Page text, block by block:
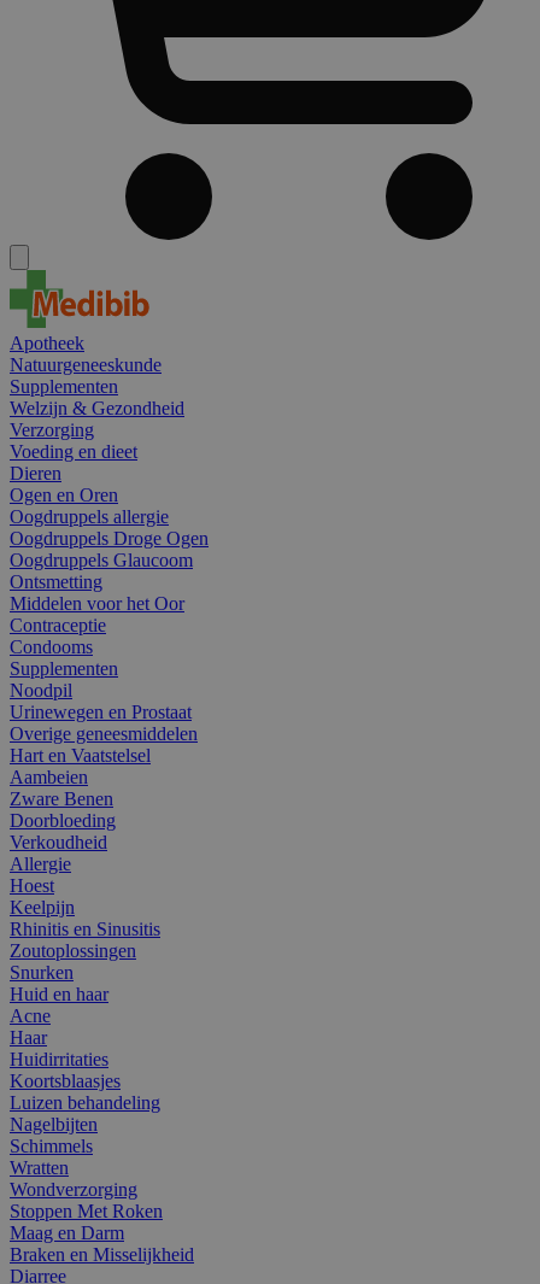
Apotheek
Natuurgeneeskunde
Supplementen
Welzijn & Gezondheid
Verzorging
Voeding en dieet
Dieren
Ogen en Oren
Oogdruppels allergie
Oogdruppels Droge Ogen
Oogdruppels Glaucoom
Ontsmetting
Middelen voor het Oor
Contraceptie
Condooms
Supplementen
Noodpil
Urinewegen en Prostaat
Overige geneesmiddelen
Hart en Vaatstelsel
Aambeien
Zware Benen
Doorbloeding
Verkoudheid
Allergie
Hoest
Keelpijn
Rhinitis en Sinusitis
Zoutoplossingen
Snurken
Huid en haar
Acne
Haar
Huidirritaties
Koortsblaasjes
Luizen behandeling
Nagelbijten
Schimmels
Wratten
Wondverzorging
Stoppen Met Roken
Maag en Darm
Braken en Misselijkheid
Diarree